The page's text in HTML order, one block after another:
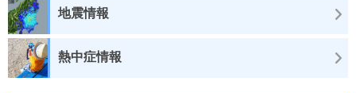
地震情報
熱中症情報